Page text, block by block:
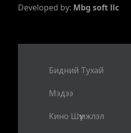
Developed by: Mbg soft llc
Бидний Тухай
Мэдээ
Кино Шүүмжлэл